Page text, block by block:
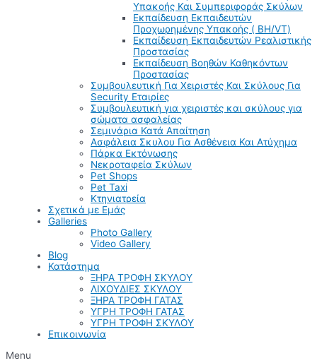
Υπακοής Και Συμπεριφοράς Σκύλων
Εκπαίδευση Εκπαιδευτών
Προχωρημένης Υπακοής ( BH/VT)
Εκπαίδευση Εκπαιδευτών Ρεαλιστικής
Προστασίας
Εκπαίδευση Βοηθών Καθηκόντων
Προστασίας
Συμβουλευτική Για Χειριστές Και Σκύλους Για
Security Εταιρίες
Συμβουλευτική για χειριστές και σκύλους για
σώματα ασφαλείας
Σεμινάρια Κατά Απαίτηση
Ασφάλεια Σκυλου Για Ασθένεια Και Ατύχημα
Πάρκα Εκτόνωσης
Νεκροταφεία Σκύλων
Pet Shops
Pet Taxi
Κτηνιατρεία
Σχετικά με Εμάς
Galleries
Photo Gallery
Video Gallery
Blog
Κατάστημα
ΞΗΡΑ ΤΡΟΦΗ ΣΚΥΛΟΥ
ΛΙΧΟΥΔΙΕΣ ΣΚΥΛΟΥ
ΞΗΡΑ ΤΡΟΦΗ ΓΑΤΑΣ
ΥΓΡΗ ΤΡΟΦΗ ΓΑΤΑΣ
ΥΓΡΗ ΤΡΟΦΗ ΣΚΥΛΟΥ
Επικοινωνία
Menu